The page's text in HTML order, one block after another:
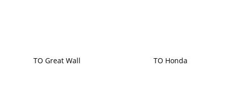
ТО Great Wall ТО Honda